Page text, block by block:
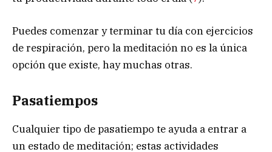
Puedes comenzar y terminar tu día con ejercicios
de respiración, pero la meditación no es la única
opción que existe, hay muchas otras.
Pasatiempos
Cualquier tipo de pasatiempo te ayuda a entrar a
un estado de meditación; estas actividades